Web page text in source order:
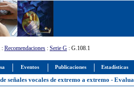
Eventos Publicaciones Estadísticas
: Recomendaciones : Serie G : G.108.1
señales vocales de extremo a extremo -